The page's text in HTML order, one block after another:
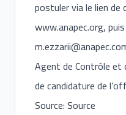
postuler via le lien de
www.anapec.org,
Agent de Contrôle et
de candidature de
Source: Source